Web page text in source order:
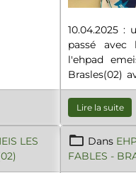
10.04.2025 :
passé avec
l'ehpad
Brasles(02)
avons
Bleuets de
anniversaire
la France.
Lire la suite
LES
Dans
FABLES -